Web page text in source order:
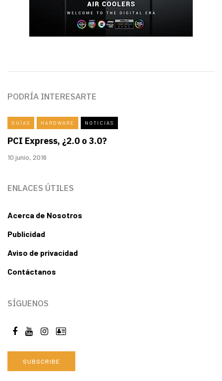
PODRÍA INTERESARTE
GUÍAS HARDWARE NOTICIAS
PCI Express, ¿2.0 o 3.0?
10 junio, 2016
ENLACES ÚTILES
Acerca de Nosotros
Publicidad
Aviso de privacidad
Contáctanos
SÍGUENOS
SUBSCRIBE